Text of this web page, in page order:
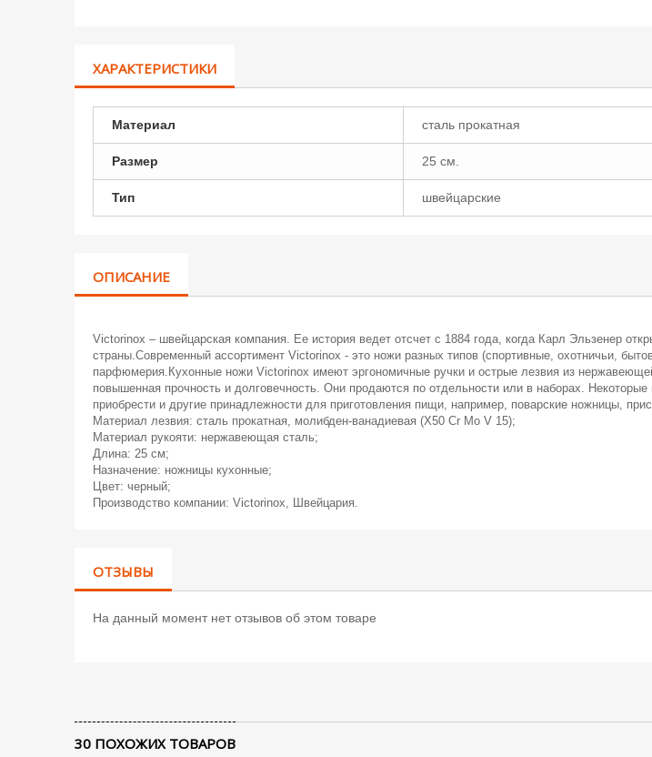
ХАРАКТЕРИСТИКИ
Материал сталь прокатная
Размер 25 см.
Тип швейцарские
ОПИСАНИЕ
Victorinox – швейцарская компания. Ее история ведет отсчет с 1884 года, когда Карл Эльзенер
страны.Современный ассортимент Victorinox - это ножи разных типов (спортивные, охотничьи,
парфюмерия.Кухонные ножи Victorinox имеют эргономичные ручки и острые лезвия из
повышенная прочность и долговечность. Они продаются по отдельности или в наборах.
приобрести и другие принадлежности для приготовления пищи, например, поварские ножницы,
Материал лезвия: сталь прокатная, молибден-ванадиевая (X50 Cr Mo V 15);
Материал рукояти: нержавеющая сталь;
Длина: 25 см;
Назначение: ножницы кухонные;
Цвет: черный;
Производство компании: Victorinox, Швейцария.
ОТЗЫВЫ
На данный момент нет отзывов об этом товаре
30 ПОХОЖИХ ТОВАРОВ